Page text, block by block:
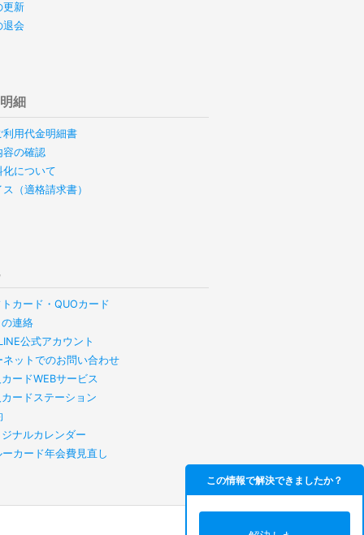
更新
退会
細
利用代金明細書
容の確認
化について
（適格請求書）
カード・QUOカード
連絡
公式アカウント
ネットでのお問い合わせ
ードWEBサービス
ードステーション
ナルカレンダー
カード年会費見直し
この情報で解決できましたか？